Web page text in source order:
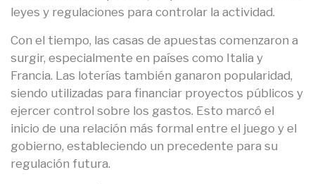
leyes y regulaciones para controlar la actividad.
Con el tiempo, las casas de apuestas comenzaron a
surgir, especialmente en países como Italia y
Francia. Las loterías también ganaron popularidad,
siendo utilizadas para financiar proyectos públicos y
ejercer control sobre los gastos. Esto marcó el
inicio de una relación más formal entre el juego y el
gobierno, estableciendo un precedente para su
regulación futura.